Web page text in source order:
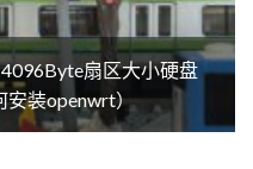
扇区大小硬盘
安装openwrt）